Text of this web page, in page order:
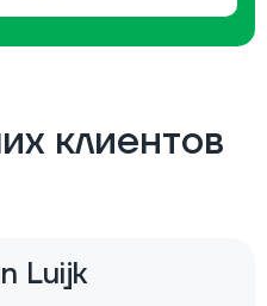
клиентов
Luijk